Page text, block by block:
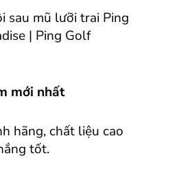
mới nhất
hãng, chất liệu cao
tốt.